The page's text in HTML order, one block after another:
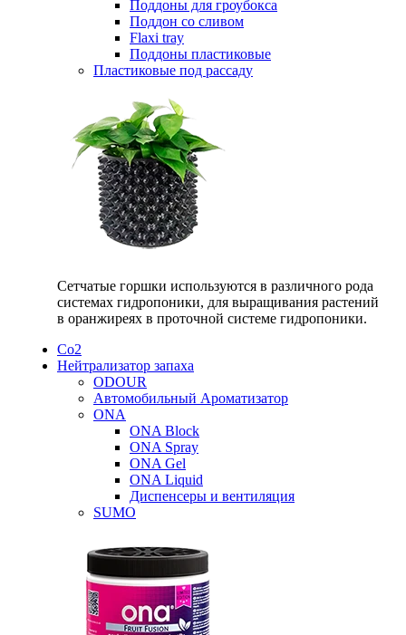
Поддоны для гроубокса
Поддон со сливом
Flaxi tray
Поддоны пластиковые
Пластиковые под рассаду
Сетчатые горшки используются в различного рода
системах гидропоники, для выращивания растений
в оранжиреях в проточной системе гидропоники.
Со2
Нейтрализатор запаха
ODOUR
Автомобильный Ароматизатор
ONA
ONA Block
ONA Spray
ONA Gel
ONA Liquid
Диспенсеры и вентиляция
SUMO